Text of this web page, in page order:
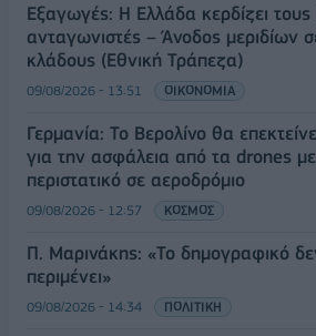
Εξαγωγές: Η Ελλάδα κερδίζει
ανταγωνιστές – Άνοδος μεριδίων
κλάδους (Εθνική Τράπεζα)
09/08/2026 - 13:51 ΟΙΚΟΝΟΜΙΑ
Γερμανία: Το Βερολίνο θα
για την ασφάλεια από τα drones
περιστατικό σε αεροδρόμιο
09/08/2026 - 12:57 ΚΟΣΜΟΣ
Π. Μαρινάκης: «Το δημογραφικό
περιμένει»
09/08/2026 - 14:34 ΠΟΛΙΤΙΚΗ